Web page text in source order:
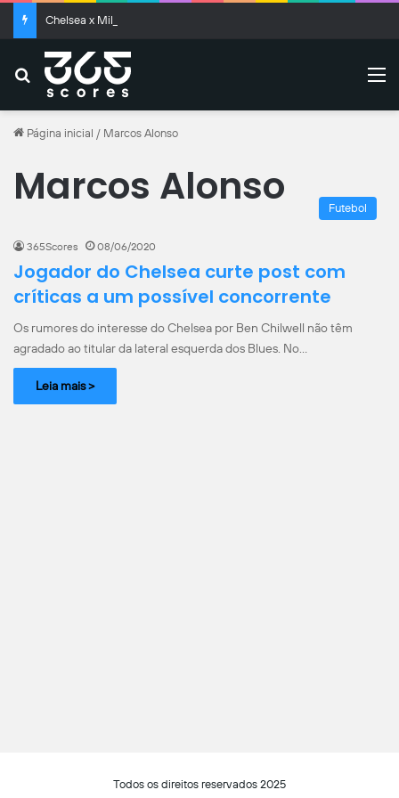
Buscar
Página inicial / Marcos Alonso
Marcos Alonso Futebol
365Scores 08/06/2020
Jogador do Chelsea curte post com
críticas a um possível concorrente
Os rumores do interesse do Chelsea por Ben Chilwell não têm
agradado ao titular da lateral esquerda dos Blues. No…
Leia mais >
Todos os direitos reservados 2025